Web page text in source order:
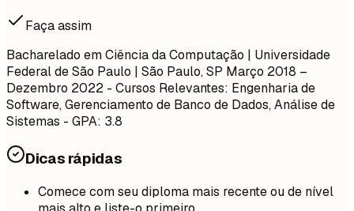
Faça assim
Bacharelado em Ciência da Computação | Universidade
Federal de São Paulo | São Paulo, SP Março 2018 –
Dezembro 2022 - Cursos Relevantes: Engenharia de
Software, Gerenciamento de Banco de Dados, Análise de
Sistemas - GPA: 3.8
Dicas rápidas
Comece com seu diploma mais recente ou de nível